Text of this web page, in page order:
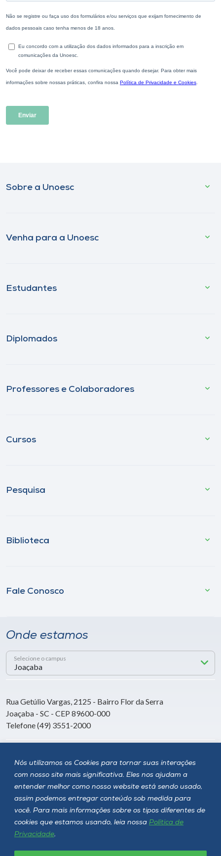
Nós utilizamos os Cookies para tornar suas interações
com nosso site mais significativa. Eles nos ajudam a
entender melhor como nosso website está sendo usado,
assim podemos entregar conteúdo sob medida para
você. Para mais informações sobre os tipos diferentes de
cookies que estamos usando, leia nossa Política de
Privacidade.
Sobre a Unoesc
Venha para a Unoesc
Estudantes
Diplomados
Professores e Colaboradores
Cursos
Pesquisa
Biblioteca
Fale Conosco
Onde estamos
Selecione o campus
Rua Getúlio Vargas, 2125 - Bairro Flor da Serra
Joaçaba - SC - CEP 89600-000
Telefone (49) 3551-2000
Siga a Unoesc